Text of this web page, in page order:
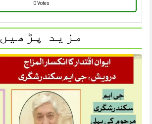
0 Votes
مزید پڑھیں